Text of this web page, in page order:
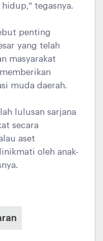
tegasnya.
penting
yang telah
masyarakat
muda daerah.
lulusan sarjana
secara
aset
oleh anak-